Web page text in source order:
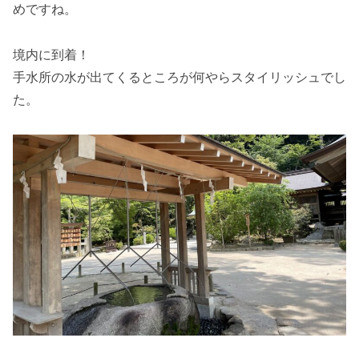
めですね。
境内に到着！
手水所の水が出てくるところが何やらスタイリッシュでし
た。